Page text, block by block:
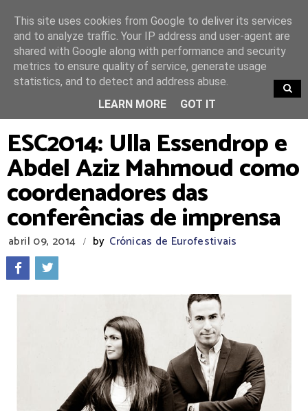
TRENDING
ESC2014: Ulla Essendrop e
Abdel Aziz Mahmoud como
coordenadores das
conferências de imprensa
abril 09, 2014 / by Crónicas de Eurofestivais
This site uses cookies from Google to deliver its services
and to analyze traffic. Your IP address and user-agent are
shared with Google along with performance and security
metrics to ensure quality of service, generate usage
statistics, and to detect and address abuse.
LEARN MORE
GOT IT